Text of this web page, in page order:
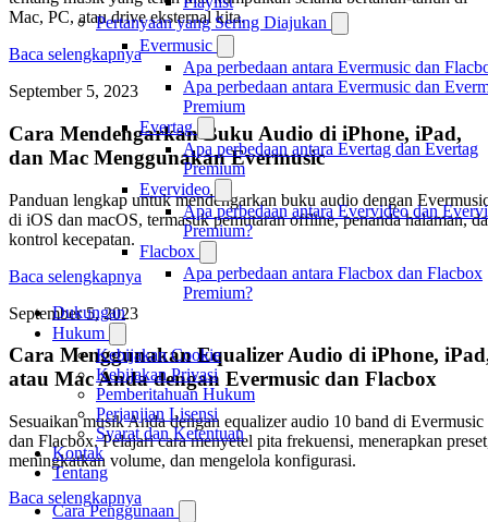
Pertanyaan yang Sering Diajukan
Evermusic
Apa perbedaan antara Evermusic dan
Apa perbedaan antara Evermusic dan
Premium
Evertag
Apa perbedaan antara Evertag dan Evertag
Premium
Evervideo
Apa perbedaan antara Evervideo dan
Premium?
Flacbox
Apa perbedaan antara Flacbox dan Flacbox
Premium?
Dukungan
Hukum
Kebijakan Cookie
Kebijakan Privasi
Pemberitahuan Hukum
Perjanjian Lisensi
Syarat dan Ketentuan
Kontak
Tentang
Cara Penggunaan
Mac, PC, atau drive eksternal kita.
Baca selengkapnya
September 5, 2023
Cara Mendengarkan Buku Audio di iPhone, iPad,
dan Mac Menggunakan Evermusic
Panduan lengkap untuk mendengarkan buku audio dengan
di iOS dan macOS, termasuk pemutaran offline, penanda halaman,
kontrol kecepatan.
Baca selengkapnya
September 5, 2023
Cara Menggunakan Equalizer Audio di iPhone,
atau Mac Anda dengan Evermusic dan Flacbox
Sesuaikan musik Anda dengan equalizer audio 10 band di Evermusic
dan Flacbox. Pelajari cara menyetel pita frekuensi, menerapkan
meningkatkan volume, dan mengelola konfigurasi.
Baca selengkapnya